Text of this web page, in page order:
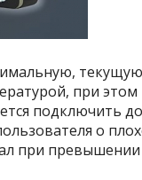
при этом
подключить
о
при